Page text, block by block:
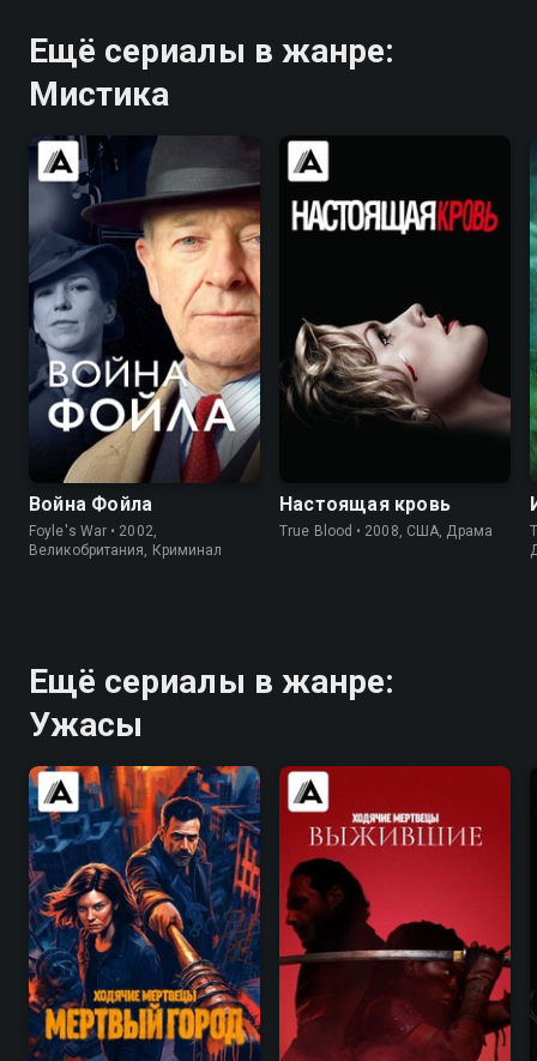
Ещё сериалы в жанре:
Мистика
8.6
Война Фойла
Foyle's War • 2002,
Великобритания, Криминал
Настоящая кровь
True Blood • 2008, США, Драма
Ещё сериалы в жанре:
Ужасы